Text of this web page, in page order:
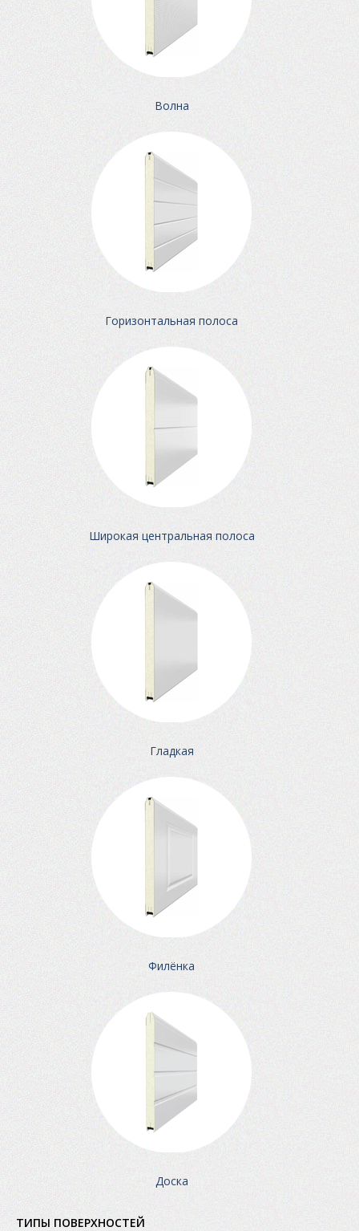
Волна
Горизонтальная полоса
Широкая центральная полоса
Гладкая
Филёнка
Доска
ТИПЫ ПОВЕРХНОСТЕЙ